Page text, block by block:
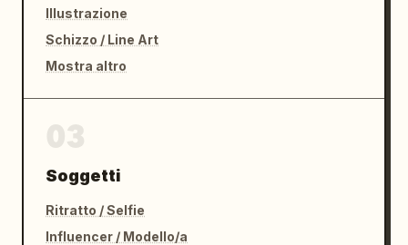
Illustrazione
Schizzo / Line Art
Mostra altro
Soggetti
Ritratto / Selfie
Influencer / Modello/a